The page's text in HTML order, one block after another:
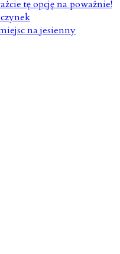
na jesienny